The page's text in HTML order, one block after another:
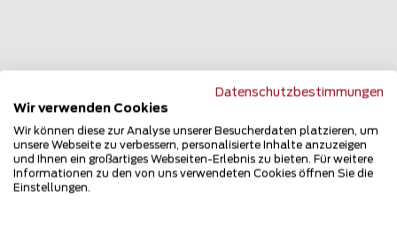
Mehrfach ausgezeichnet und immer am
Puls des Marktes
Datenschutzbestimmungen
Wir verwenden Cookies
Wir können diese zur Analyse unserer Besucherdaten platzieren, um
unsere Webseite zu verbessern, personalisierte Inhalte anzuzeigen
und Ihnen ein großartiges Webseiten-Erlebnis zu bieten. Für weitere
Informationen zu den von uns verwendeten Cookies öffnen Sie die
Einstellungen.